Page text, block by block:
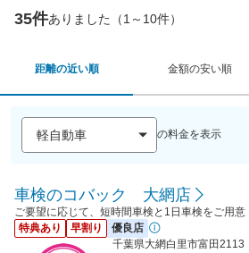
35件ありました（1～10件）
距離の近い順 金額の安い順
の料金を表示
車検のコバック 大網店
ご要望に応じて、短時間車検と1日車検をご用
特典あり
早割り
優良店
千葉県大網白里市富田2113